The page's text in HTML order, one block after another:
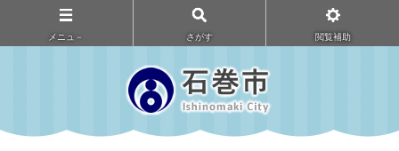
メニュ－ さがす 閲覧補助